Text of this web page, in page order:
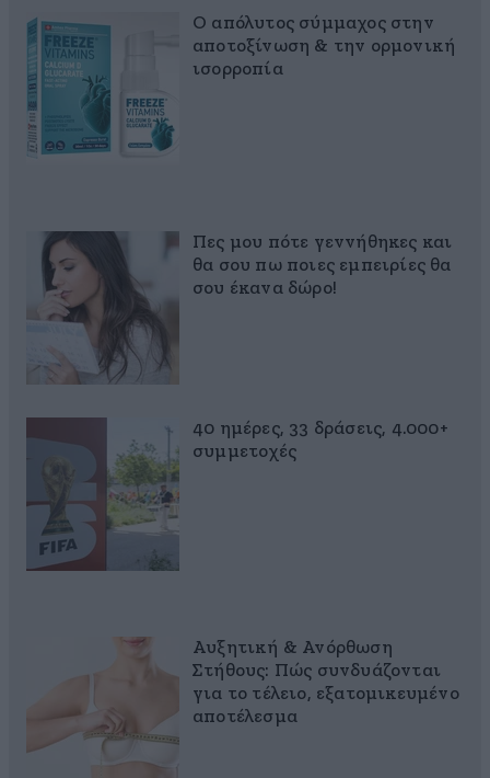
Ο απόλυτος σύμμαχος στην
αποτοξίνωση & την ορμονική
ισορροπία
Πες μου πότε γεννήθηκες και
θα σου πω ποιες εμπειρίες θα
σου έκανα δώρο!
40 ημέρες, 33 δράσεις, 4.000+
συμμετοχές
Αυξητική & Ανόρθωση
Στήθους: Πώς συνδυάζονται
για το τέλειο, εξατομικευμένο
αποτέλεσμα